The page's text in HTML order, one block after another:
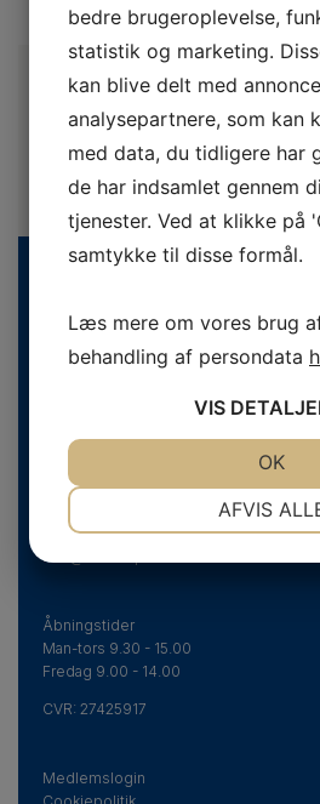
Danske Fodterapeuter
Svend Aukens Plads 11, 2. sal
DK-2300 København S
Telefon+45 43 20 51 20
Åbningstider
Man-tors 9.30 - 15.00
Fredag 9.00 - 14.00
CVR: 27425917
Medlemslogin
bedre brugeroplevelse,
statistik og marketing.
kan blive delt med
analysepartnere, som kan
med data, du tidligere har
de har indsamlet gennem
tjenester. Ved at klikke på
samtykke til disse formål.
Læs mere om vores brug
behandling af persondata
VIS
AFVIS
OK